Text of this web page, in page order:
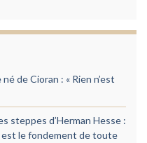
de Cioran : « Rien n’est
steppes d’Herman Hesse :
est le fondement de toute